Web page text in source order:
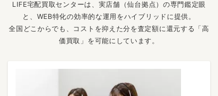
LIFE宅配買取センターは、実店舗（仙台拠点）の専門鑑定眼
と、WEB特化の効率的な運用をハイブリッドに提供。
全国どこからでも、コストを抑えた分を査定額に還元する「高
価買取」を可能にしています。